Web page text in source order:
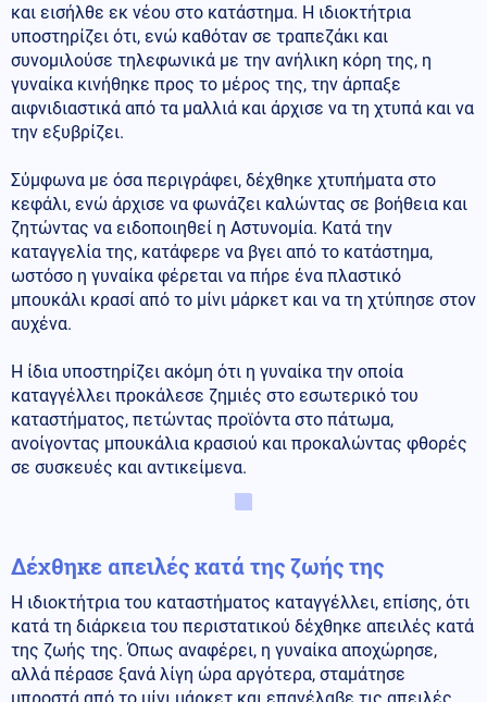
και εισήλθε εκ νέου στο κατάστημα. Η ιδιοκτήτρια
υποστηρίζει ότι, ενώ καθόταν σε τραπεζάκι και
συνομιλούσε τηλεφωνικά με την ανήλικη κόρη της, η
γυναίκα κινήθηκε προς το μέρος της, την άρπαξε
αιφνιδιαστικά από τα μαλλιά και άρχισε να τη χτυπά και να
την εξυβρίζει.
Σύμφωνα με όσα περιγράφει, δέχθηκε χτυπήματα στο
κεφάλι, ενώ άρχισε να φωνάζει καλώντας σε βοήθεια και
ζητώντας να ειδοποιηθεί η Αστυνομία. Κατά την
καταγγελία της, κατάφερε να βγει από το κατάστημα,
ωστόσο η γυναίκα φέρεται να πήρε ένα πλαστικό
μπουκάλι κρασί από το μίνι μάρκετ και να τη χτύπησε στον
αυχένα.
Η ίδια υποστηρίζει ακόμη ότι η γυναίκα την οποία
καταγγέλλει προκάλεσε ζημιές στο εσωτερικό του
καταστήματος, πετώντας προϊόντα στο πάτωμα,
ανοίγοντας μπουκάλια κρασιού και προκαλώντας φθορές
σε συσκευές και αντικείμενα.
Δέχθηκε απειλές κατά της ζωής της
Η ιδιοκτήτρια του καταστήματος καταγγέλλει, επίσης, ότι
κατά τη διάρκεια του περιστατικού δέχθηκε απειλές κατά
της ζωής της. Όπως αναφέρει, η γυναίκα αποχώρησε,
αλλά πέρασε ξανά λίγη ώρα αργότερα, σταμάτησε